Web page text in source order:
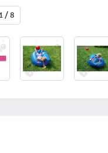
1 / 8